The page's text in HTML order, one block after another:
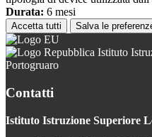
Durata: 6 mesi
Accetta tutti Salva le
Istituto
Portogruaro
Contatti
Istituto Istruzione Superiore